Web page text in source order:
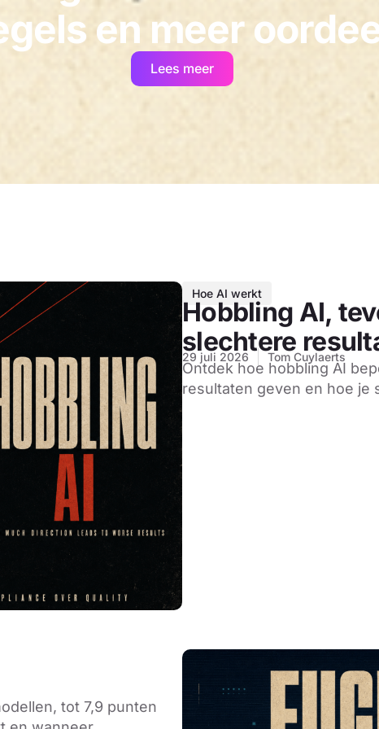
en meer
Lees meer
Hoe AI werkt
Hobbling AI,
slechtere
29 juli 2026 Tom Cuylaerts
Ontdek hoe hobbling AI
resultaten geven en hoe je
tot 7,9 punten